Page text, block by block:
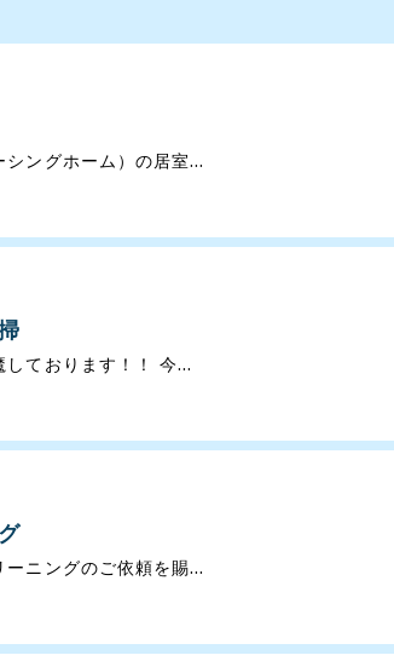
ングホーム）の居室...
ております！！ 今...
ニングのご依頼を賜...